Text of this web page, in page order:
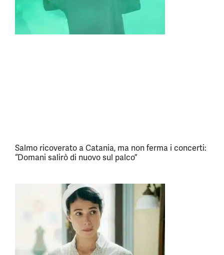
Salmo ricoverato a Catania, ma non ferma i concerti:
“Domani salirò di nuovo sul palco”